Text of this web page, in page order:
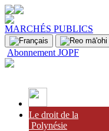
MARCHÉS PUBLICS
Abonnement JOPF
Le droit de la
Polynésie